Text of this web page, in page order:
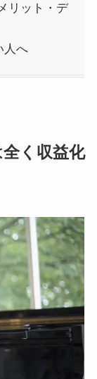
リット・デ
人へ
く収益化